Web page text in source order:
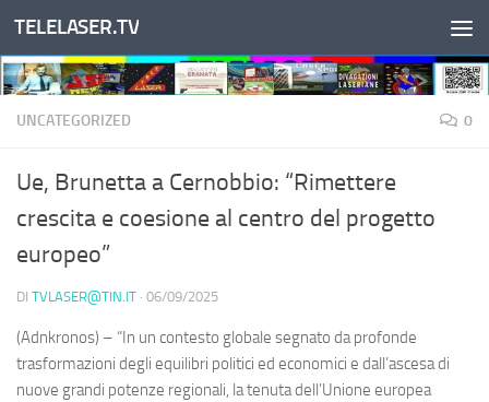
Salta al contenuto
TELELASER.TV
UNCATEGORIZED 0
Ue, Brunetta a Cernobbio: “Rimettere
crescita e coesione al centro del progetto
europeo”
DI TVLASER@TIN.IT · 06/09/2025
(Adnkronos) – “In un contesto globale segnato da profonde
trasformazioni degli equilibri politici ed economici e dall’ascesa di
nuove grandi potenze regionali, la tenuta dell’Unione europea